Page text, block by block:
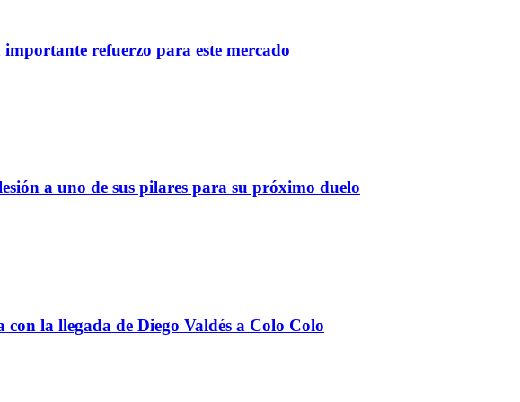
refuerzo para este mercado
a uno de sus pilares para su próximo duelo
la llegada de Diego Valdés a Colo Colo